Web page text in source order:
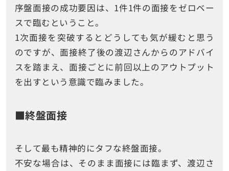
序盤面接の成功要因は、1件1件の面接をゼロベー
スで臨むということ。
1次面接を突破するとどうしても気が緩むと思う
のですが、面接終了後の渡辺さんからのアドバイ
スを踏まえ、面接ごとに前回以上のアウトプット
を出すという意識で臨みました。
■終盤面接
そして最も精神的にタフな終盤面接。
不安な場合は、そのまま面接には臨まず、渡辺さ